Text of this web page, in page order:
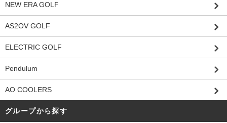
NEW ERA GOLF
AS2OV GOLF
ELECTRIC GOLF
Pendulum
AO COOLERS
グループから探す